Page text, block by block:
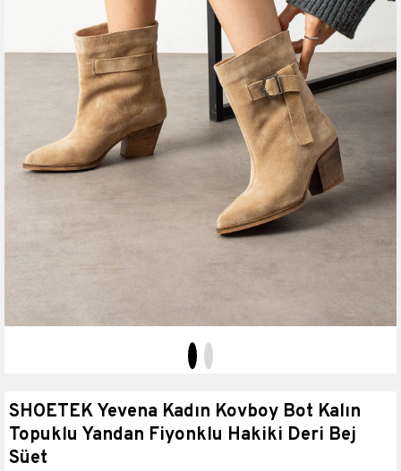
SHOETEK Yevena Kadın Kovboy Bot Kalın
Topuklu Yandan Fiyonklu Hakiki Deri Bej
Süet